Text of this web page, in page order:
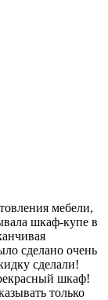
мебели,
шкаф-купе в
сделано очень
сделали!
шкаф!
только